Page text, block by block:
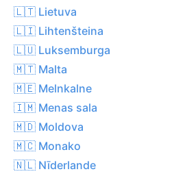
🇱🇹 Lietuva
🇱🇮 Lihtenšteina
🇱🇺 Luksemburga
🇲🇹 Malta
🇲🇪 Melnkalne
🇮🇲 Menas sala
🇲🇩 Moldova
🇲🇨 Monako
🇳🇱 Nīderlande